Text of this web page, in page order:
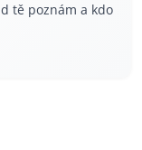
tě poznám a kdo